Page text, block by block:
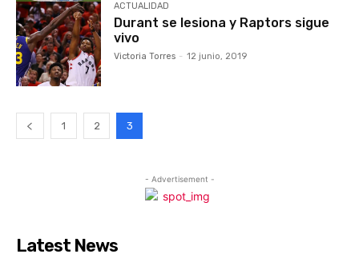
ACTUALIDAD
Durant se lesiona y Raptors sigue
vivo
Victoria Torres - 12 junio, 2019
1 2 3
- Advertisement -
Latest News